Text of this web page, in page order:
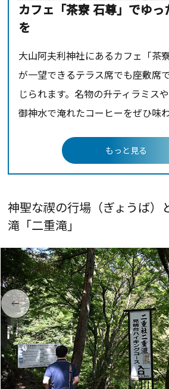
カフェ「茶寮 石尊」でゆ
を
大山阿夫利神社にあるカフェ「茶
が一望できるテラス席でも座敷席
じられます。名物の升ティラミス
御神水で淹れたコーヒーをぜひ味
もっと見る
神聖な禊の行場（ぎょうば）
滝「二重滝」